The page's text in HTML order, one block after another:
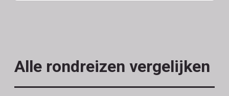
Alle rondreizen vergelijken